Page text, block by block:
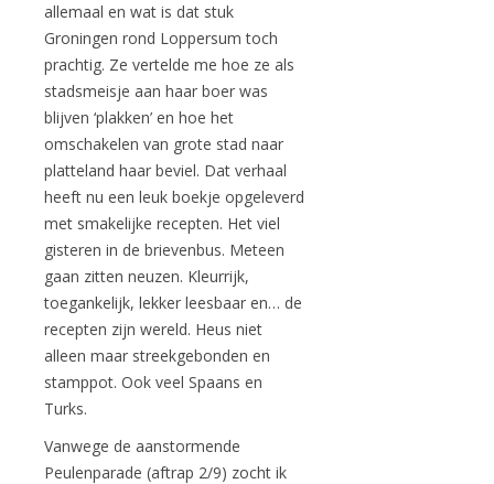
allemaal en wat is dat stuk
Groningen rond Loppersum toch
prachtig. Ze vertelde me hoe ze als
stadsmeisje aan haar boer was
blijven ‘plakken’ en hoe het
omschakelen van grote stad naar
platteland haar beviel. Dat verhaal
heeft nu een leuk boekje opgeleverd
met smakelijke recepten. Het viel
gisteren in de brievenbus. Meteen
gaan zitten neuzen. Kleurrijk,
toegankelijk, lekker leesbaar en… de
recepten zijn wereld. Heus niet
alleen maar streekgebonden en
stamppot. Ook veel Spaans en
Turks.
Vanwege de aanstormende
Peulenparade (aftrap 2/9) zocht ik